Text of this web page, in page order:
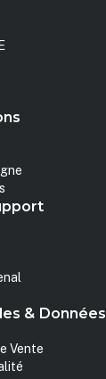
& Données
Vente